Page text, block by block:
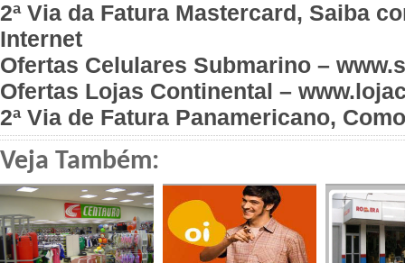
2ª Via da Fatura Mastercard, Saiba
Internet
Ofertas Celulares Submarino –
Ofertas Lojas Continental –
2ª Via de Fatura Panamericano,
Veja Também: